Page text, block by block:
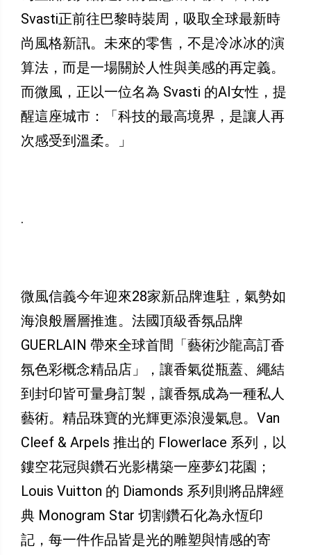
Svasti正前往巴黎時裝周，吸取全球最新時
尚風格新訊。未來的零售，不是冷冰冰的演
算法，而是一場關於人性與美感的再定義。
而微風，正以一位名為 Svasti 的AI女性，提
醒這座城市：「科技的最高境界，是讓人再
次感受到溫柔。」
.
微風信義今年迎來28家新品牌進駐，氣勢如
海浪般層層推進。法國頂級香氛品牌
GUERLAIN 帶來全球首間「藝術沙龍高訂香
氛色彩概念精品店」，讓香氣從瓶蓋、繩結
到封印皆可量身訂製，讓香氛成為一種私人
藝術。精品珠寶的光輝更添浪漫氣息。Van
Cleef & Arpels 推出的 Flowerlace 系列，以
鏤空花冠與鑽石光影構築一座夢幻花園；
Louis Vuitton 的 Diamonds 系列則將品牌經
典 Monogram Star 切割鑽石化為永恆印
記，每一件作品皆是光的雕塑與情感的寄